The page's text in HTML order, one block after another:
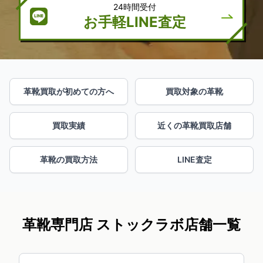
24時間受付
お手軽LINE査定
革靴買取が初めての方へ 買取対象の革靴
買取実績 近くの革靴買取店舗
革靴の買取方法 LINE査定
革靴専門店 ストックラボ店舗一覧